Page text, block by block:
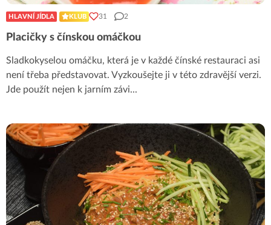
HLAVNÍ JÍDLA KLUB 31 2
Placičky s čínskou omáčkou
Sladkokyselou omáčku, která je v každé čínské restauraci asi
není třeba představovat. Vyzkoušejte ji v této zdravější verzi.
Jde použít nejen k jarním závi...